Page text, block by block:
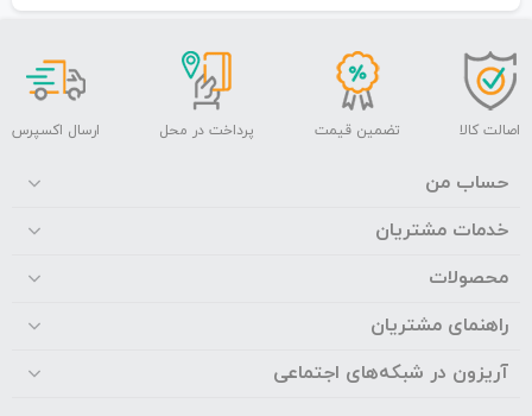
اصالت کالا تضمین قیمت پرداخت در محل ارسال اکسپرس
حساب من
خدمات مشتریان
محصولات
راهنمای مشتریان
آریزون در شبکه‌های اجتماعی